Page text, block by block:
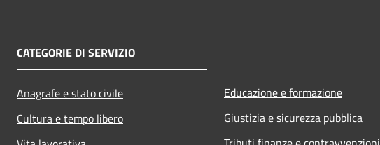
CATEGORIE DI SERVIZIO
Anagrafe e stato civile
Cultura e tempo libero
Educazione e formazione
Giustizia e sicurezza pubblica